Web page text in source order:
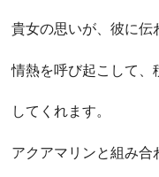
貴女の思いが、彼に伝
情熱を呼び起こして、
してくれます。
アクアマリンと組み合